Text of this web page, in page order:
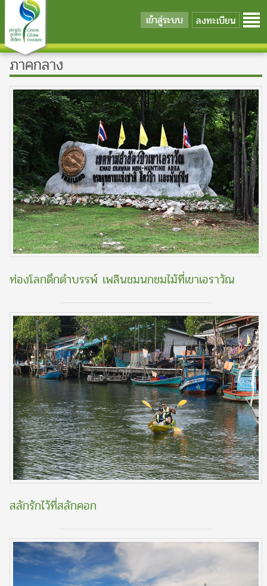
เข้าสู่ระบบ ลงทะเบียน
ภาคกลาง
ท่องโลกดึกดำบรรพ์ เพลินชมนกชมไม้ที่เขาเอราวัณ
สลักรักไว้ที่สลักคอก